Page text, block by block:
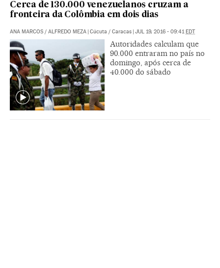
Cerca de 130.000 venezuelanos cruzam a
fronteira da Colômbia em dois dias
ANA MARCOS / ALFREDO MEZA | Cúcuta / Caracas | JUL 19, 2016 - 09:41EDT
Autoridades calculam que
90.000 entraram no país no
domingo, após cerca de
40.000 do sábado